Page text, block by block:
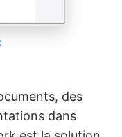
des
dans